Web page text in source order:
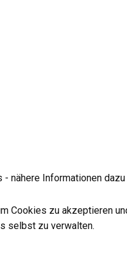
nähere Informationen
Cookies zu akzeptieren
selbst zu verwalten.